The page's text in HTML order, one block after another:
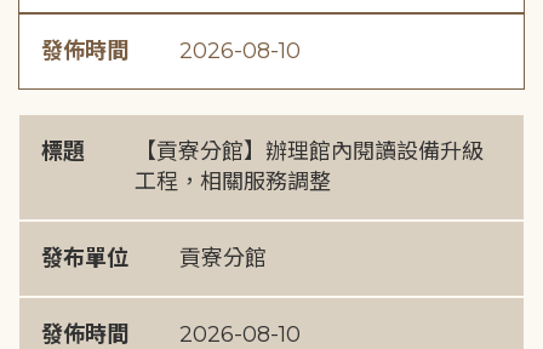
發佈時間 2026-08-10
標題
【貢寮分館】辦理館內閱讀設備升級
工程，相關服務調整
發布單位 貢寮分館
發佈時間 2026-08-10